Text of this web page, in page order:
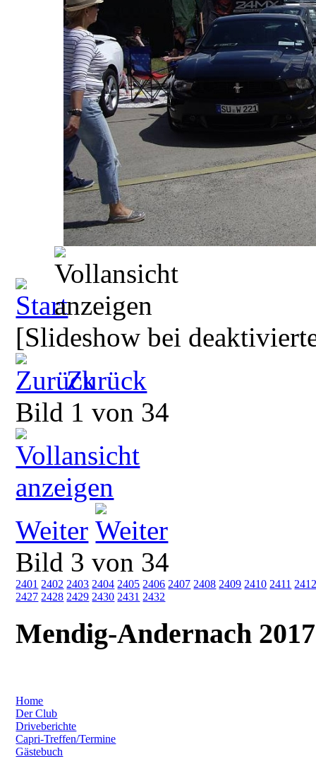
[Slideshow bei
Zurück
Bild 1 von 34
Weiter
Bild 3 von 34
2401 2402 2403 2404 2405 2406 2407 2408 2409 2410 2411
2427 2428 2429 2430 2431 2432
Mendig-Andernach 2017
Home
Der Club
Driveberichte
Capri-Treffen/Termine
Gästebuch